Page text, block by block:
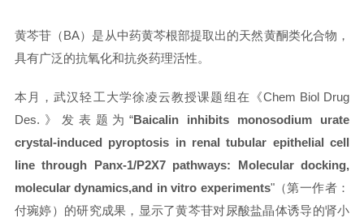
黄芩苷（BA）是从中药黄芩根部提取出的天然黄酮类化合物，
具有广泛的抗氧化和抗炎药理活性。
本月，武汉轻工大学徐凌云教授课题组在《Chem Biol Drug
Des.》发表题为“Baicalin inhibits monosodium urate
crystal-­induced pyroptosis in renal tubular epithelial cell
line through Panx-­1/P2X7 pathways: Molecular docking,
molecular dynamics,and in vitro experiments"（第一作者：
付琬婷）的研究成果，显示了黄芩苷对尿酸盐晶体诱导的肾小